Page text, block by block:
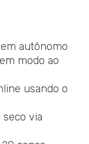
autônomo
modo ao
usando o
via